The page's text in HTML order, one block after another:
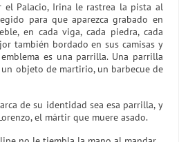
el Palacio, Irina le rastrea la pista al
para que aparezca grabado en
en cada viga, cada piedra, cada
también bordado en sus camisas y
es una parrilla. Una parrilla
objeto de martirio, un barbecue de
de su identidad sea esa parrilla, y
el mártir que muere asado.